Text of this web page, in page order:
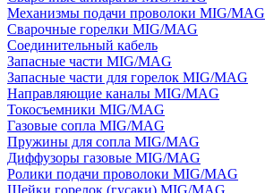
Механизмы подачи проволоки MIG/MAG
Сварочные горелки MIG/MAG
Соединительный кабель
Запасные части MIG/MAG
Запасные части для горелок MIG/MAG
Направляющие каналы MIG/MAG
Токосъемники MIG/MAG
Газовые сопла MIG/MAG
Пружины для сопла MIG/MAG
Диффузоры газовые MIG/MAG
Ролики подачи проволоки MIG/MAG
Шейки горелок (гусаки) MIG/MAG